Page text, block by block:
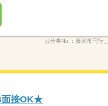
お仕事No.： 藤沢市円行
面接OK★